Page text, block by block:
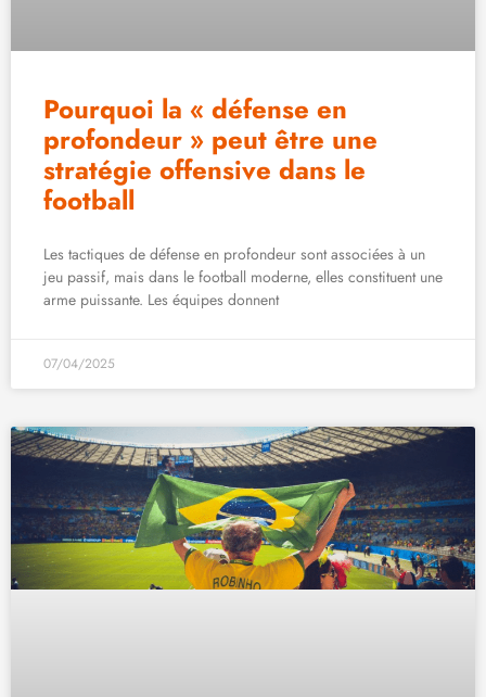
Pourquoi la « défense en
profondeur » peut être une
stratégie offensive dans le
football
Les tactiques de défense en profondeur sont associées à un
jeu passif, mais dans le football moderne, elles constituent une
arme puissante. Les équipes donnent
07/04/2025